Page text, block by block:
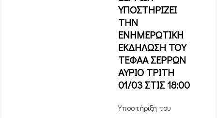
ΥΠΟΣΤΗΡΙΖΕΙ
ΤΗΝ
ΕΝΗΜΕΡΩΤΙΚΗ
ΕΚΔΗΛΩΣΗ ΤΟΥ
ΤΕΦΑΑ ΣΕΡΡΩΝ
ΑΥΡΙΟ ΤΡΙΤΗ
01/03 ΣΤΙΣ 18:00
Υποστήριξη του